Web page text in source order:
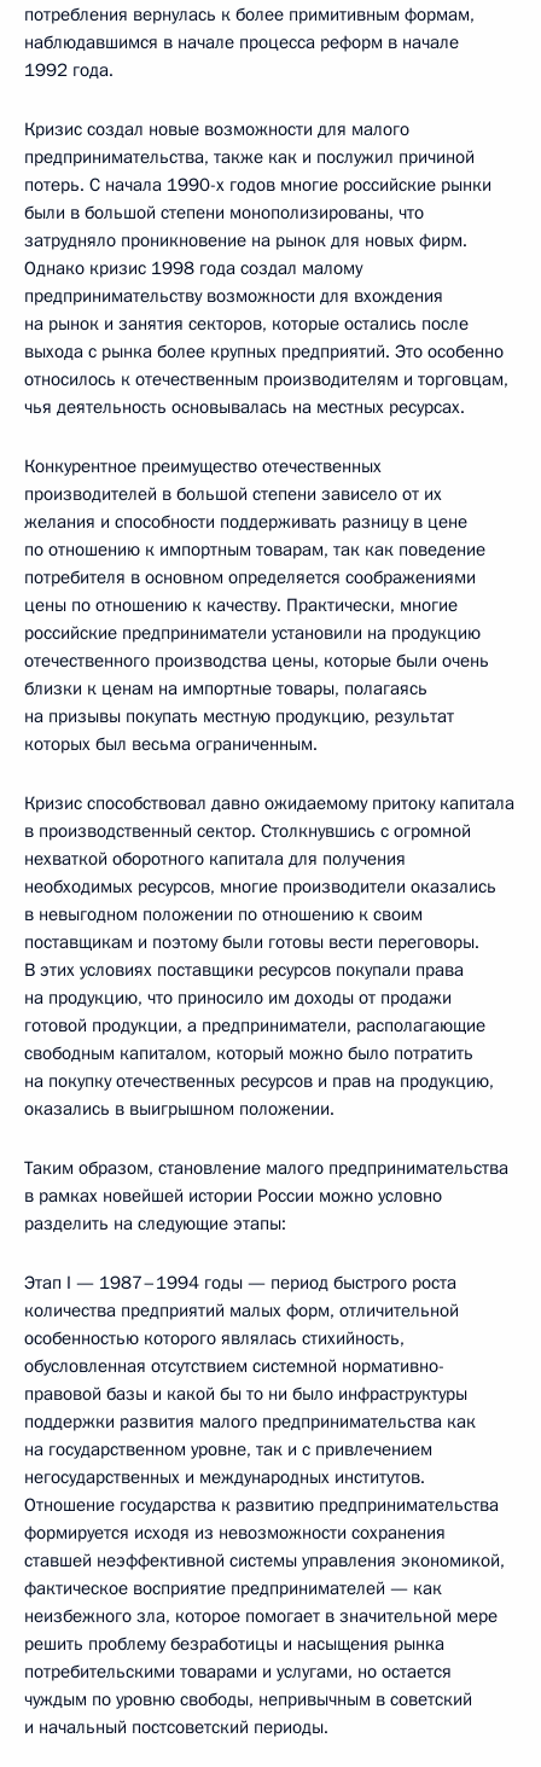
потребления вернулась к более примитивным формам,
наблюдавшимся в начале процесса реформ в начале
1992 года.
Кризис создал новые возможности для малого
предпринимательства, также как и послужил причиной
потерь. С начала 1990-х годов многие российские рынки
были в большой степени монополизированы, что
затрудняло проникновение на рынок для новых фирм.
Однако кризис 1998 года создал малому
предпринимательству возможности для вхождения
на рынок и занятия секторов, которые остались после
выхода с рынка более крупных предприятий. Это особенно
относилось к отечественным производителям и торговцам,
чья деятельность основывалась на местных ресурсах.
Конкурентное преимущество отечественных
производителей в большой степени зависело от их
желания и способности поддерживать разницу в цене
по отношению к импортным товарам, так как поведение
потребителя в основном определяется соображениями
цены по отношению к качеству. Практически, многие
российские предприниматели установили на продукцию
отечественного производства цены, которые были очень
близки к ценам на импортные товары, полагаясь
на призывы покупать местную продукцию, результат
которых был весьма ограниченным.
Кризис способствовал давно ожидаемому притоку капитала
в производственный сектор. Столкнувшись с огромной
нехваткой оборотного капитала для получения
необходимых ресурсов, многие производители оказались
в невыгодном положении по отношению к своим
поставщикам и поэтому были готовы вести переговоры.
В этих условиях поставщики ресурсов покупали права
на продукцию, что приносило им доходы от продажи
готовой продукции, а предприниматели, располагающие
свободным капиталом, который можно было потратить
на покупку отечественных ресурсов и прав на продукцию,
оказались в выигрышном положении.
Таким образом, становление малого предпринимательства
в рамках новейшей истории России можно условно
разделить на следующие этапы:
Этап I — 1987–1994 годы — период быстрого роста
количества предприятий малых форм, отличительной
особенностью которого являлась стихийность,
обусловленная отсутствием системной нормативно-
правовой базы и какой бы то ни было инфраструктуры
поддержки развития малого предпринимательства как
на государственном уровне, так и с привлечением
негосударственных и международных институтов.
Отношение государства к развитию предпринимательства
формируется исходя из невозможности сохранения
ставшей неэффективной системы управления экономикой,
фактическое восприятие предпринимателей — как
неизбежного зла, которое помогает в значительной мере
решить проблему безработицы и насыщения рынка
потребительскими товарами и услугами, но остается
чуждым по уровню свободы, непривычным в советский
и начальный постсоветский периоды.